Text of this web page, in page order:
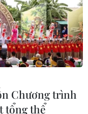
Chương trình
tổng thể